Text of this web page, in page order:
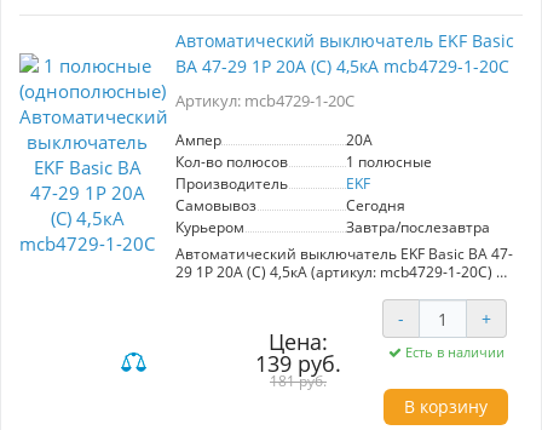
коммерческих системах.
Автоматический выключатель EKF Basic
ВА 47-29 1P 20А (С) 4,5кА mcb4729-1-20C
Артикул: mcb4729-1-20C
Ампер
20A
Кол-во полюсов
1 полюсные
Производитель
EKF
Самовывоз
Сегодня
Курьером
Завтра/послезавтра
Автоматический выключатель EKF Basic ВА 47-
29 1P 20А (С) 4,5кА (артикул: mcb4729-1-20C) —
цепей переменного тока с номинальным
напряжением 230/400 В и частотой 50 Гц. С
номинальным током 20A и максимальным
током отключения 4,5kA, данный выключатель
эффективно предотвращает короткие
замыкания и перегрев, что обеспечивает
безопасность ваших электрических систем.
Цена:
139 руб.
181 руб.
- +
Есть в наличии
В корзину